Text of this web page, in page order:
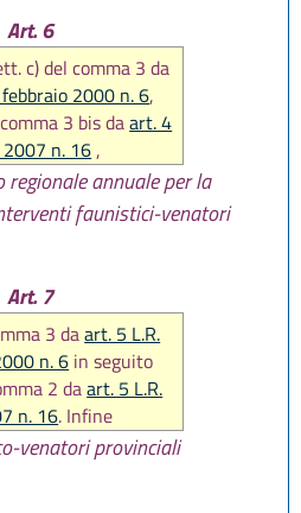
Art. 6
c) del comma 3 da
2000 n. 6,
3 bis daart. 4
n. 16,
bis) comma 3 da
dicembre 2013 n.
intero articolo
annuale per la
faunistici-venatori
Art. 7
3 daart. 5 L.R.
n. 6 in seguito
2 daart. 5 L.R.
n. 16. Infine
articolo daart. 58
venatori provinciali